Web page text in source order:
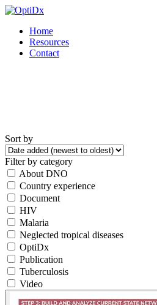
Skip
contentHome
Resources
Contact
Sort by
Filter by category
About DNO
Country experience
Document
HIV
Malaria
Neglected tropical diseases
OptiDx
Publication
Tuberculosis
Video